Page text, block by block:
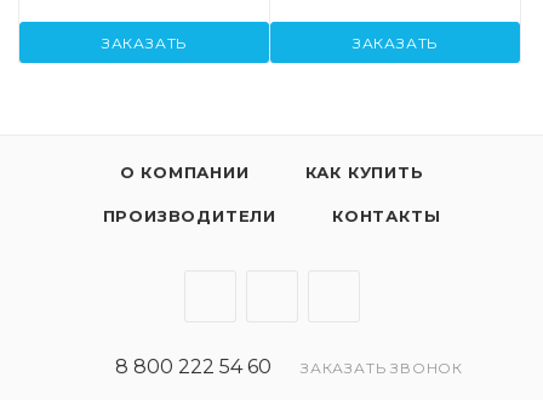
ЗАКАЗАТЬ ЗАКАЗАТЬ
О КОМПАНИИ КАК КУПИТЬ
ПРОИЗВОДИТЕЛИ КОНТАКТЫ
8 800 222 54 60 ЗАКАЗАТЬ ЗВОНОК